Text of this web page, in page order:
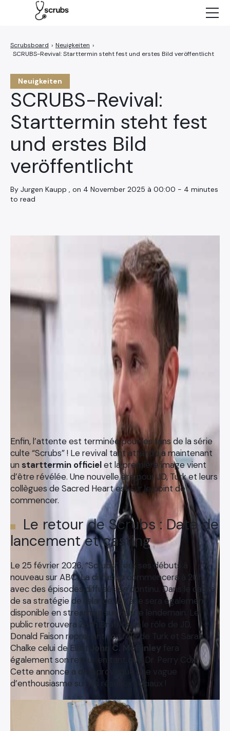
Neuigkeiten
SCRUBS-Revival:
Starttermin steht fest
und erstes Bild
veröffentlicht
By Jurgen Kaupp , on 4 November 2025 à 00:00 - 4 minutes
to read
› Neuigkeiten ›
SCRUBS-Revival: Starttermin steht fest und erstes Bild veröffentlicht
Enfin, l’attente est terminée pour les fans de la série
culte “Scrubs” ! Le revival tant attendu a maintenant
un starttermin officielet la première image vient
d’être révélée. Une nouvelle ère pour JD, Turk et leurs
collègues de Sacred Heart est sur le point de
commencer.
Le retour de Scrubs : Date de
lancement et casting
Le 25 février 2026, “Scrubs” fera ses débuts à
nouveau sur ABC. La diffusion commencera à 20h,
avec des épisodes diffusés en continu. Dans le cadre
de sa stratégie de relance, la série sera également
disponible en streaming sur Hulu le lendemain. Le
public retrouvera Zach Braff dans le rôle de JD,
Donald Faison reprenant son rôle de Turk et Sarah
Chalke celui de Elliot.
John C. McGinley fera
également son retour en tant que Dr. Perry Cox.
Cette annonce a déjà provoqué une vague
d’enthousiasme sur les réseaux sociaux !